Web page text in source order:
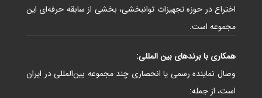
اختراع در حوزه تجهیزات توانبخشی، بخشی از سابقه حرفه‌ای این
مجموعه است.
همکاری با برندهای بین‌ المللی:
وصال نماینده رسمی یا انحصاری چند مجموعه بین‌المللی در ایران
است، از جمله: